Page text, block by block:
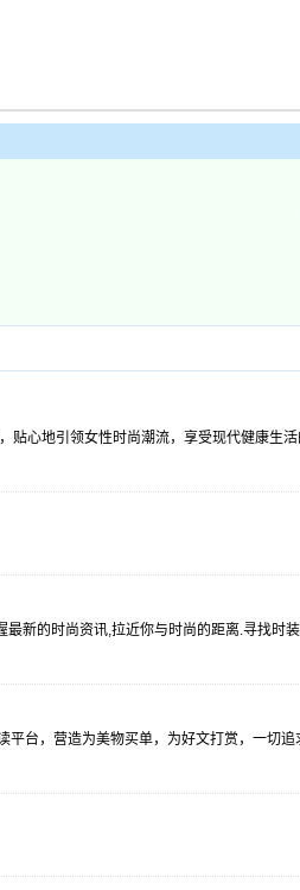
心地引领女性时尚潮流，享受现代健康生活
新的时尚资讯,拉近你与时尚的距离.寻找时
台，营造为美物买单，为好文打赏，一切